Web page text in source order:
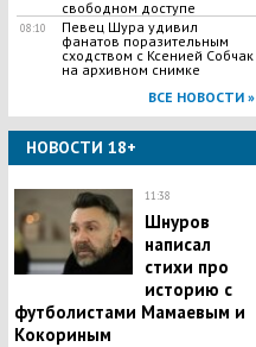
свободном доступе
08:10
​Певец Шура удивил
фанатов поразительным
сходством с Ксенией Собчак
на архивном снимке
ВСЕ НОВОСТИ »
НОВОСТИ 18+
11:38
Шнуров
написал
стихи про
историю с
футболистами Мамаевым и
Кокориным